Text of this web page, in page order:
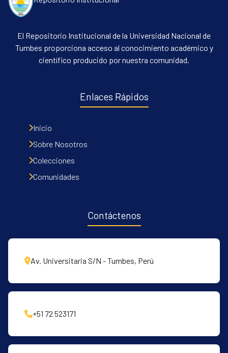
All of DSpace
Statistics
El Repositorio Institucional de la Universidad Nacional de
Tumbes proporciona acceso al conocimiento académico y
científico producido por nuestra comunidad.
Enlaces Rápidos
Inicio
Sobre Nosotros
Colecciones
Comunidades
Contáctenos
Av. Universitaria S/N - Tumbes, Perú
+51 72 523171